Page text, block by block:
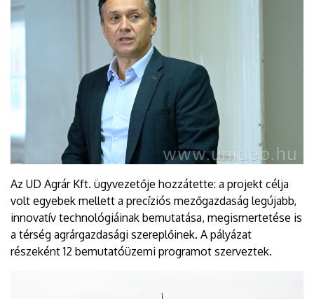
Az UD Agrár Kft. ügyvezetője hozzátette: a projekt célja
volt egyebek mellett a precíziós mezőgazdaság legújabb,
innovatív technológiáinak bemutatása, megismertetése is
a térség agrárgazdasági szereplőinek. A pályázat
részeként 12 bemutatóüzemi programot szerveztek.